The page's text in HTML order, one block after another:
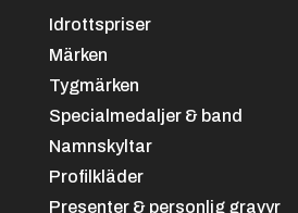
Idrottspriser
Märken
Tygmärken
Specialmedaljer & band
Namnskyltar
Profilkläder
Presenter & personlig gravyr